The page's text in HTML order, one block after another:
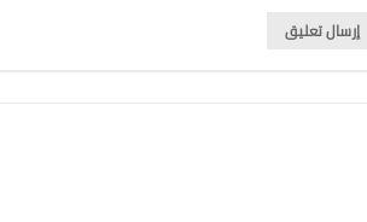
إرسال تعليق